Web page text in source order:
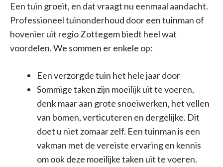
Een tuin groeit, en dat vraagt nu eenmaal aandacht.
Professioneel tuinonderhoud door een tuinman of
hovenier uit regio Zottegem biedt heel wat
voordelen. We sommen er enkele op:
Een verzorgde tuin het hele jaar door
Sommige taken zijn moeilijk uit te voeren,
denk maar aan grote snoeiwerken, het vellen
van bomen, verticuteren en dergelijke. Dit
doet u niet zomaar zelf. Een tuinman is een
vakman met de vereiste ervaring en kennis
om ook deze moeilijke taken uit te voeren.